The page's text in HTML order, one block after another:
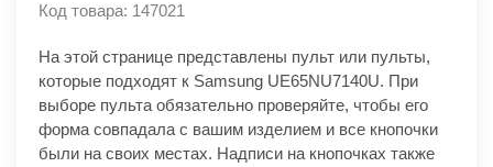
Код товара: 147021
На этой странице представлены пульт или пульты,
которые подходят к Samsung UE65NU7140U. При
выборе пульта обязательно проверяйте, чтобы его
форма совпадала с вашим изделием и все кнопочки
были на своих местах. Надписи на кнопочках также